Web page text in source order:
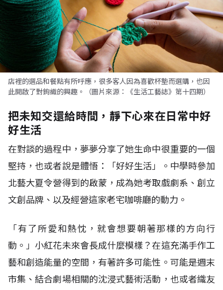
店裡的選品和餐點有所呼應，很多客人因為喜歡杯墊而選購，也因
此開啟了對鉤織的興趣。（圖片來源：《生活工藝誌》第十四期）
把未知交還給時間，靜下心來在日常中好
好生活
在對談的過程中，夢夢分享了她生命中很重要的一個
堅持，也或者說是體悟：「好好生活」。中學時參加
北藝大夏令營得到的啟蒙，成為她考取戲劇系、創立
文創品牌、以及經營這家老宅咖啡廳的動力。
「有了所愛和熱忱，就會想要朝著那樣的方向行
動。」小紅花未來會長成什麼模樣？在這充滿手作工
藝和創造能量的空間，有著許多可能性。可能是週末
市集、結合劇場相關的沈浸式藝術活動，也或者織友